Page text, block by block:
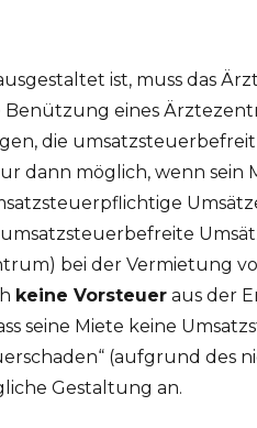
ist, muss das
eines
die
dann möglich, wenn sein
bei der Vermietung
keine Vorsteueraus der
seine Miete keine
(aufgrund des
Gestaltung an.